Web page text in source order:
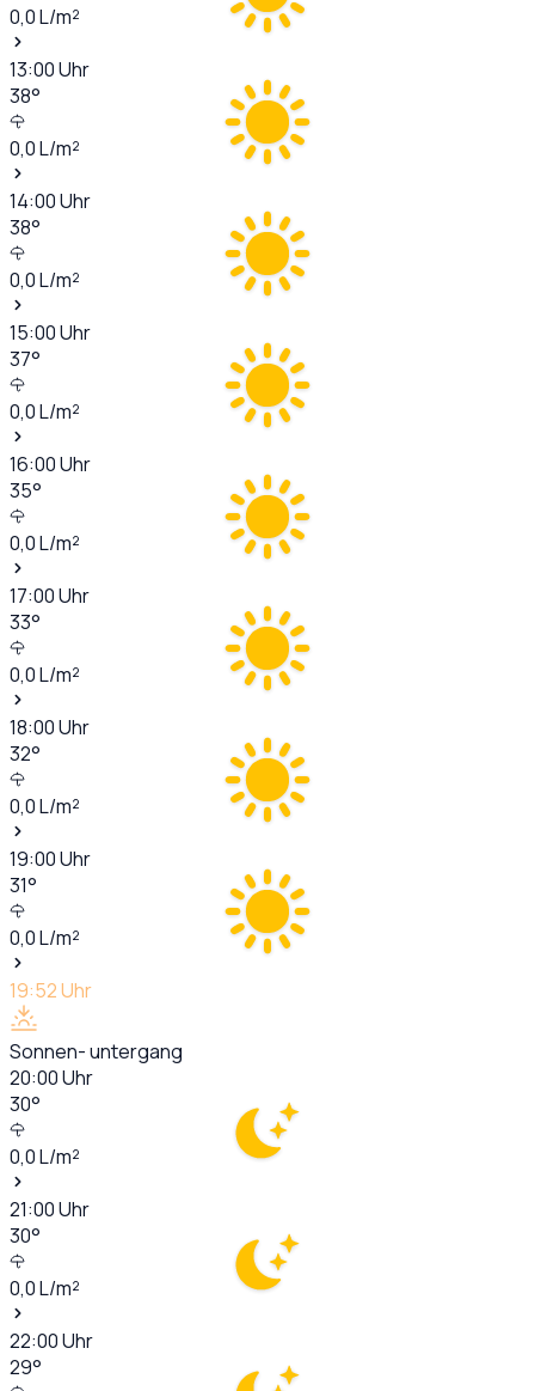
0,0L/m²
13:00Uhr
38°
0,0L/m²
14:00Uhr
38°
0,0L/m²
15:00Uhr
37°
0,0L/m²
16:00Uhr
35°
0,0L/m²
17:00Uhr
33°
0,0L/m²
18:00Uhr
32°
0,0L/m²
19:00Uhr
31°
0,0L/m²
19:52Uhr
Sonnen- untergang
20:00Uhr
30°
0,0L/m²
21:00Uhr
30°
0,0L/m²
22:00Uhr
29°